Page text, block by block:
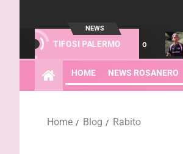
NEWS
TIFOSI PALERMO
la gestione del recupero
HOME NEWS ROSANERO
Home Blog Rabito